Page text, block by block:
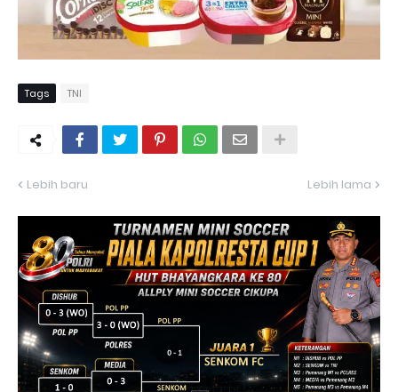
Tags TNI
Lebih baru Lebih lama